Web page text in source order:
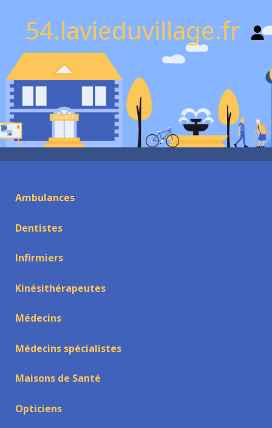
54.lavieduvillage.fr
Ambulances
Dentistes
Infirmiers
Kinésithérapeutes
Médecins
Médecins spécialistes
Maisons de Santé
Opticiens